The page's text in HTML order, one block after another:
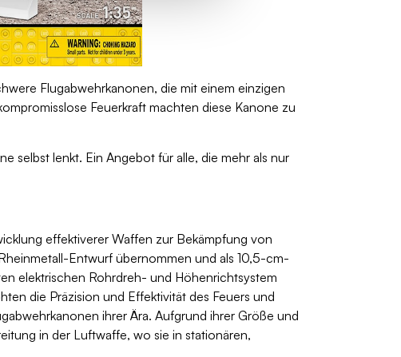
Flugabwehrkanonen, die mit einem einzigen
Feuerkraft machten diese Kanone zu
selbst lenkt. Ein Angebot für alle, die mehr als nur
effektiverer Waffen zur Bekämpfung von
Entwurf übernommen und als 10,5-cm-
elektrischen Rohrdreh- und Höhenrichtsystem
die Präzision und Effektivität des Feuers und
ihrer Ära. Aufgrund ihrer Größe und
in der Luftwaffe, wo sie in stationären,